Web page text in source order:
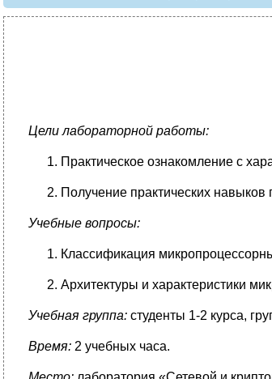
Цели лабораторной работы:
Практическое ознакомление c
Получение практических
Учебные вопросы:
Классификация
Архитектуры и характеристики
Учебная группа: студенты 1-2 курса,
Время: 2 учебных часа.